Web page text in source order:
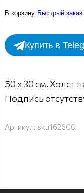
В корзину Быстрый заказ
Купить в
50 х 30 см. Холст
Подпись
Артикул: sku162600